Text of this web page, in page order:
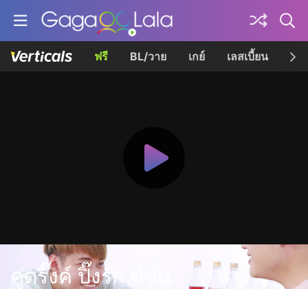
ฟรี BL/วาย เกย์ เลสเบี้ยน เค
คู่ดริ๊งค์ ปิ๊งรัก ซีซั่น